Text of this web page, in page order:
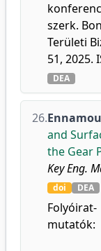
szerk.
Területi
51, 2025.
DEA
26.
and
the Gear
Key Eng.
doi DEA
Folyóirat-
mutatók: